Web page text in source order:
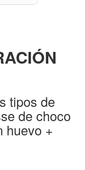
tipos de
de choco
huevo +